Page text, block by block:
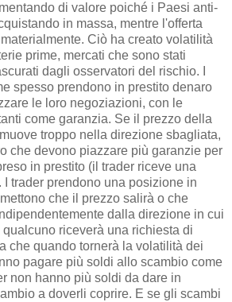
di valore poiché i Paesi anti-
in massa, mentre l'offerta
Ciò ha creato volatilità
prime, mercati che sono stati
dagli osservatori del rischio. I
spesso prendono in prestito denaro
le loro negoziazioni, con le
come garanzia. Se il prezzo della
troppo nella direzione sbagliata,
che devono piazzare più garanzie per
in prestito (il trader riceve una
I trader prendono una posizione in
che il prezzo salirà o che
dalla direzione in cui
riceverà una richiesta di
che quando tornerà la volatilità dei
pagare più soldi allo scambio come
non hanno più soldi da dare in
a doverli coprire. E se gli scambi